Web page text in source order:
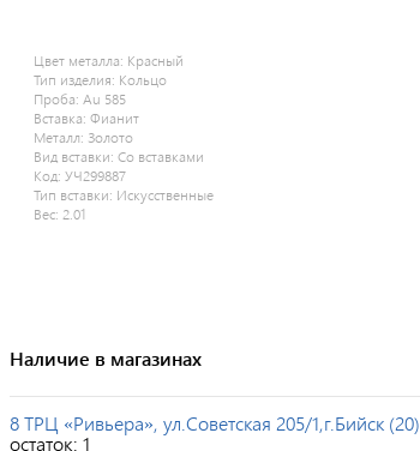
Цвет металла: Красный
Тип изделия: Кольцо
Проба: Au 585
Вставка: Фианит
Металл: Золото
Вид вставки: Со вставками
Код: УЧ299887
Тип вставки: Искусственные
Вес: 2.01
Наличие в магазинах
8 ТРЦ «Ривьера», ул.Советская 205/1,г.Бийск (20)
остаток: 1